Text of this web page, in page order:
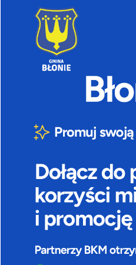
Szanujemy
wszystkie. W
Niezbędne
Niezbędne pliki
umożliwiają Ci
Twoich ustawień
cookies strona, z
Tego typu pliki
Ciebie ustawień
Dzięki tym plikom
naszej strony
zgody na
funkcji na stronie.
Więcej
Analityczne pliki